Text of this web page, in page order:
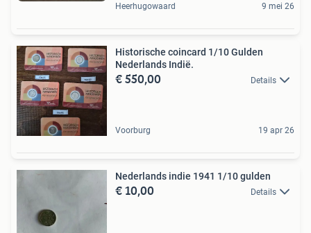
Heerhugowaard 9 mei 26
Historische coincard 1/10 Gulden
Nederlands Indië.
€ 550,00 Details
Voorburg 19 apr 26
Nederlands indie 1941 1/10 gulden
€ 10,00 Details